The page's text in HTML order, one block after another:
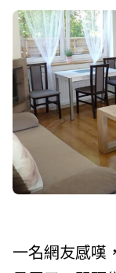
一名網友感嘆